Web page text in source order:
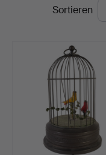
LaufendeSortieren